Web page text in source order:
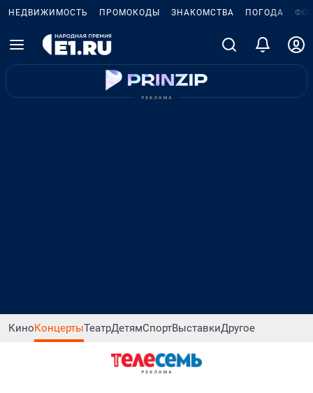
НЕДВИЖИМОСТЬ ПРОМОКОДЫ ЗНАКОМСТВА ПОГОДА
КиноКонцертыТеатрДетямСпортВыставкиДругое